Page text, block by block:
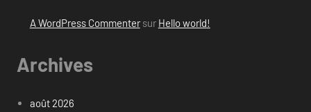
A WordPress Commentersur Hello world!
Archives
août 2026